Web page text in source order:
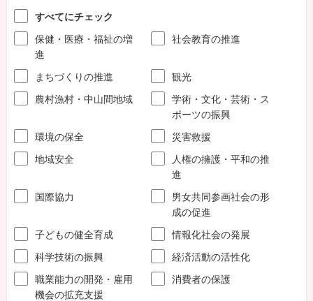
すべてにチェック
保健・医療・福祉の増
進
社会教育の推進
まちづくりの推進
観光
農村漁村・中山間地域
学術・文化・芸術・ス
ポーツの振興
環境の保全
災害救援
地域安全
人権の擁護・平和の推
進
国際協力
男女共同参画社会の形
成の促進
子どもの健全育成
情報化社会の発展
科学技術の振興
経済活動の活性化
職業能力の開発・雇用
機会の拡充支援
消費者の保護